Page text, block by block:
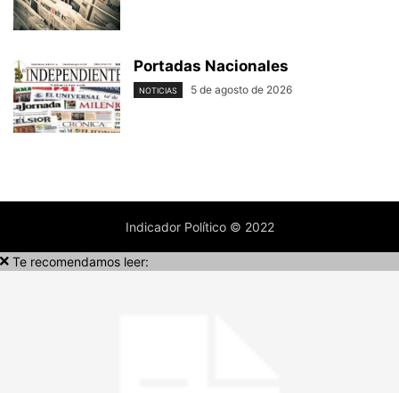
Portadas Nacionales
NOTICIAS 5 de agosto de 2026
Indicador Político © 2022
Te recomendamos leer: